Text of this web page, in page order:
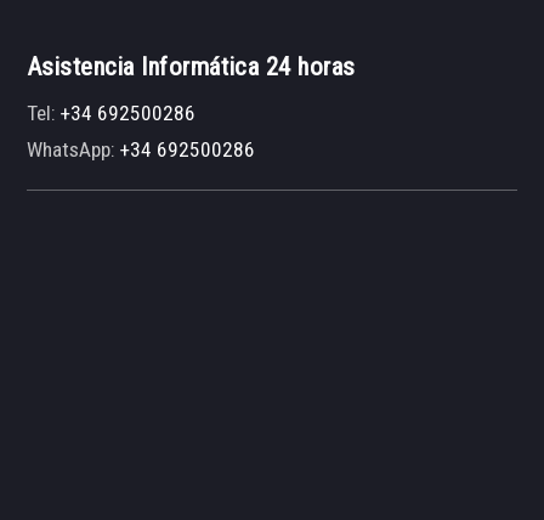
Asistencia Informática 24 horas
Tel:+34 692500286
WhatsApp:+34 692500286